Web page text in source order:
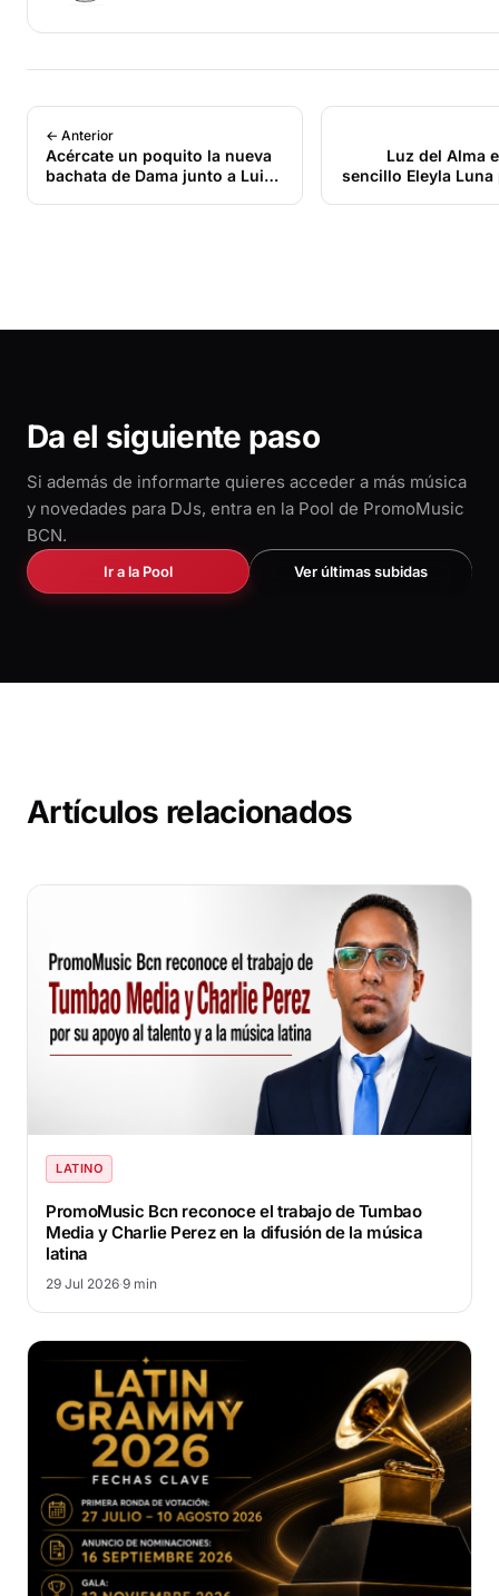
← Anterior
Acércate un poquito la nueva
bachata de Dama junto a Luis
Luz del Alma
sencillo Eleyla
Da el siguiente paso
Si además de informarte quieres acceder a más música
y novedades para DJs, entra en la Pool de PromoMusic
BCN.
Ir a la Pool Ver últimas subidas
Artículos relacionados
LATINO
PromoMusic Bcn reconoce el trabajo de Tumbao
Media y Charlie Perez en la difusión de la música
latina
29 Jul 2026·9 min